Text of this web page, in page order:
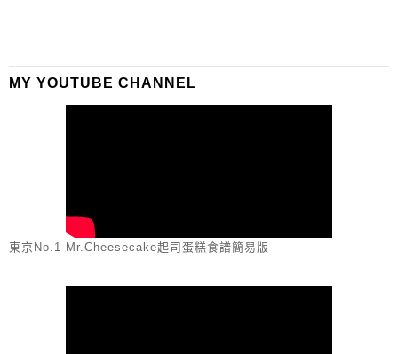
MY YOUTUBE CHANNEL
東京No.1 Mr.Cheesecake起司蛋糕食譜簡易版